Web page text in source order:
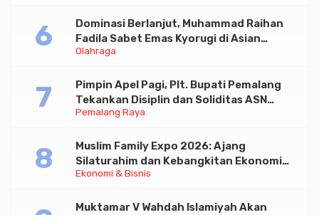
Olahraga
Dominasi Berlanjut, Muhammad Raihan
Fadila Sabet Emas Kyorugi di Asian
Taekwondo Indonesia Open 2026
Pemalang Raya
Pimpin Apel Pagi, Plt. Bupati Pemalang
Tekankan Disiplin dan Soliditas ASN
untuk Pelayanan Publik
Ekonomi & Bisnis
Muslim Family Expo 2026: Ajang
Silaturahim dan Kebangkitan Ekonomi
Halal di Jakarta
Muktamar V Wahdah Islamiyah Akan